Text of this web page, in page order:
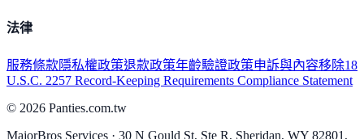
法律
服務條款隱私權政策退款政策年齡驗證政策申訴與內容移除18
U.S.C. 2257 Record-Keeping Requirements Compliance Statement
© 2026 Panties.com.tw
MajorBros Services · 30 N Gould St, Ste R, Sheridan, WY 82801,